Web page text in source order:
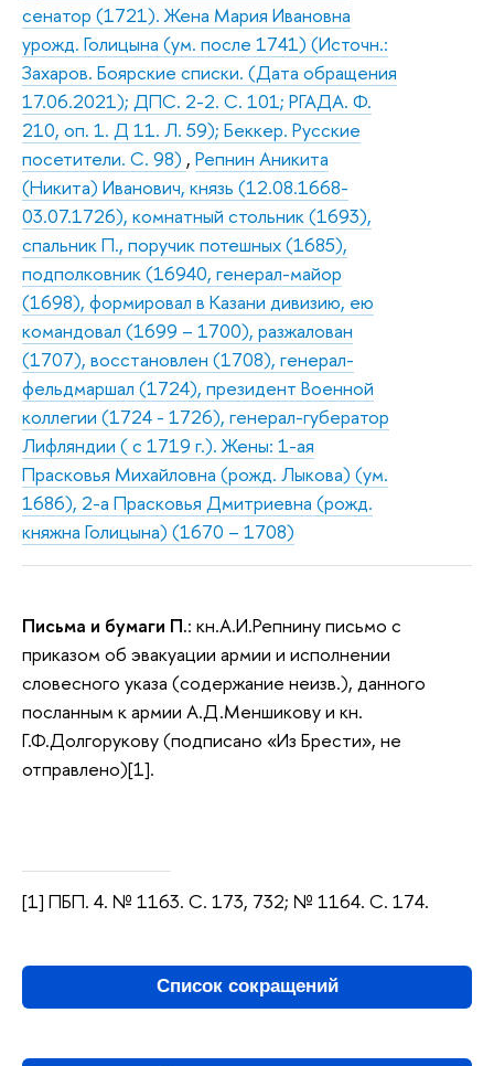
сенатор (1721). Жена Мария Ивановна
урожд. Голицына (ум. после 1741) (Источн.:
Захаров. Боярские списки. (Дата обращения
17.06.2021); ДПС. 2-2. С. 101; РГАДА. Ф.
210, оп. 1. Д 11. Л. 59); Беккер. Русские
посетители. С. 98) , Репнин Аникита
(Никита) Иванович, князь (12.08.1668-
03.07.1726), комнатный стольник (1693),
спальник П., поручик потешных (1685),
подполковник (16940, генерал-майор
(1698), формировал в Казани дивизию, ею
командовал (1699 – 1700), разжалован
(1707), восстановлен (1708), генерал-
фельдмаршал (1724), президент Военной
коллегии (1724 - 1726), генерал-губератор
Лифляндии ( с 1719 г.). Жены: 1-ая
Прасковья Михайловна (рожд. Лыкова) (ум.
1686), 2-а Прасковья Дмитриевна (рожд.
княжна Голицына) (1670 – 1708)
Письма и бумаги П.: кн.А.И.Репнину письмо с
приказом об эвакуации армии и исполнении
словесного указа (содержание неизв.), данного
посланным к армии А.Д.Меншикову и кн.
Г.Ф.Долгорукову (подписано «Из Брести», не
отправлено)[1].
[1] ПБП. 4. № 1163. С. 173, 732; № 1164. С. 174.
Список сокращений